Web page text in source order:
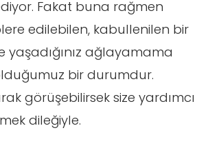
Fakat buna rağmen
edilebilen, kabullenilen bir
yaşadığınız ağlayamama
bir durumdur.
görüşebilirsek size yardımcı
dileğiyle.